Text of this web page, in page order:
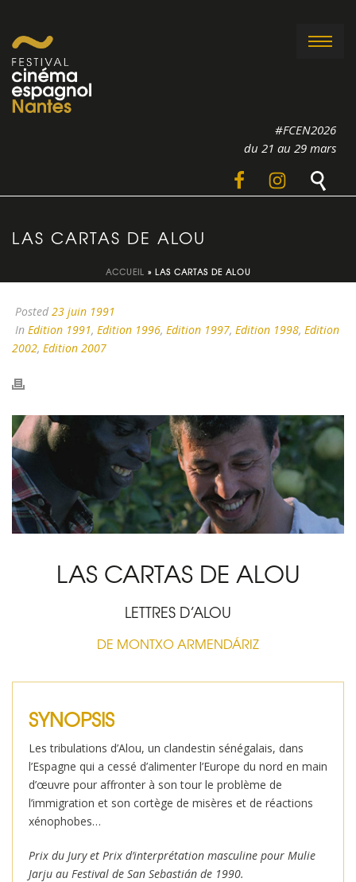
#FCEN2026
du 21 au 29 mars
LAS CARTAS DE ALOU
ACCUEIL » LAS CARTAS DE ALOU
Posted 23 juin 1991
In Edition 1991, Edition 1996, Edition 1997, Edition 1998, Edition
2002, Edition 2007
LAS CARTAS DE ALOU
LETTRES D’ALOU
DE MONTXO ARMENDÁRIZ
SYNOPSIS
Les tribulations d’Alou, un clandestin sénégalais, dans
l’Espagne qui a cessé d’alimenter l’Europe du nord en main
d’œuvre pour affronter à son tour le problème de
l’immigration et son cortège de misères et de réactions
xénophobes…
Prix du Jury et Prix d’interprétation masculine pour Mulie
Jarju au Festival de San Sebastián de 1990.